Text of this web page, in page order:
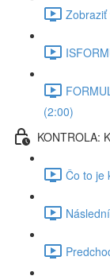
Zobraziť
(2:00)
KONTROLA:
Čo to je